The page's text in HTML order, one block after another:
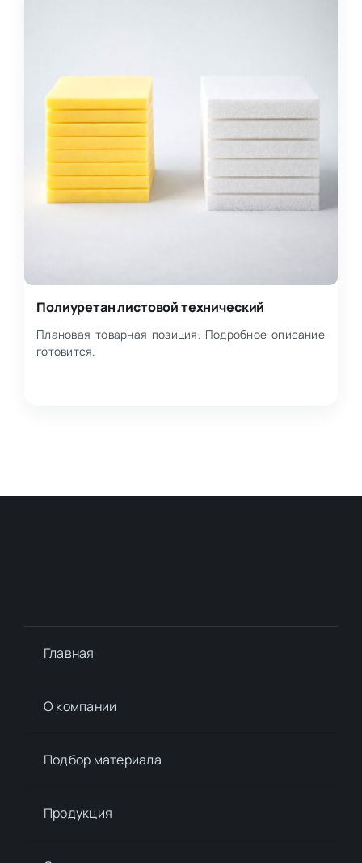
Полиуретан листовой технический
Плановая товарная позиция. Подробное описание
готовится.
Главная
О компании
Подбор материалa
Продукция